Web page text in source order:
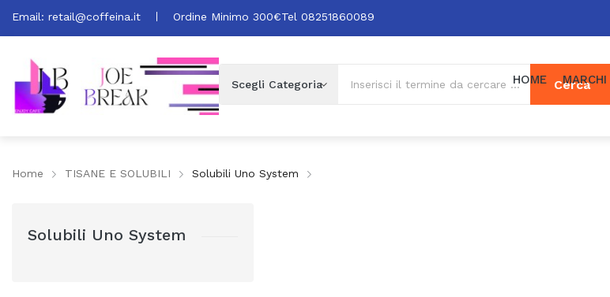
Email: retail@coffeina.it Ordine Minimo 300€Tel 08251860089
Cerca
HOME MARCHI
Home TISANE E SOLUBILI Solubili Uno System
Solubili Uno System